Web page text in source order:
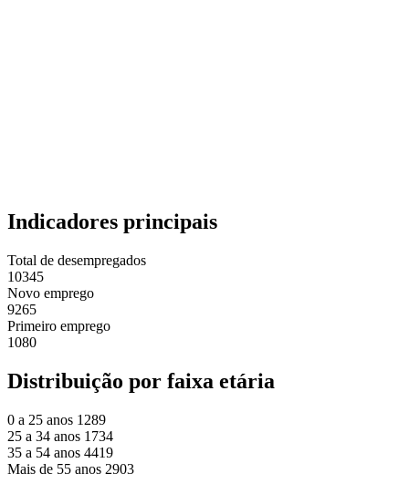
Indicadores principais
Total de desempregados
10345
Novo emprego
9265
Primeiro emprego
1080
Distribuição por faixa etária
0 a 25 anos 1289
25 a 34 anos 1734
35 a 54 anos 4419
Mais de 55 anos 2903